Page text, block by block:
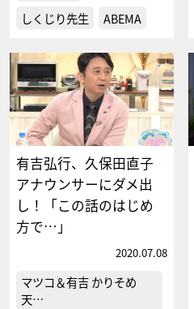
しくじり先生
ABEMA
有吉弘行、久保田直子
アナウンサーにダメ出
し！「この話のはじめ
方で…」
2020.07.08
マツコ＆有吉 かりそめ
天…